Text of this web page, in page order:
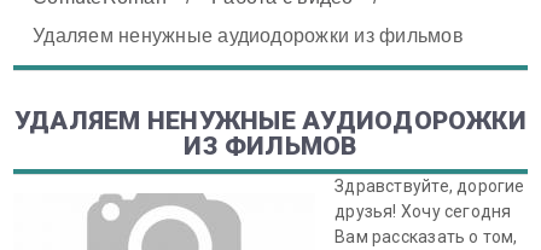
Удаляем ненужные аудиодорожки из фильмов
УДАЛЯЕМ НЕНУЖНЫЕ АУДИОДОРОЖКИ
ИЗ ФИЛЬМОВ
Здравствуйте, дорогие
друзья! Хочу сегодня
Вам рассказать о том,